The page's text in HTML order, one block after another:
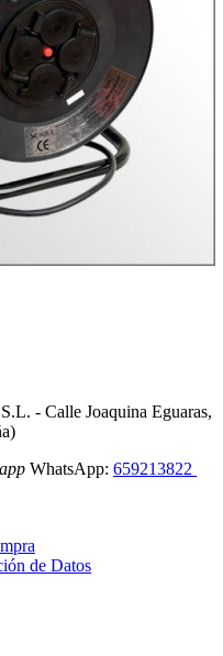
- Calle Joaquina Eguaras,
WhatsApp: 659213822
de Datos